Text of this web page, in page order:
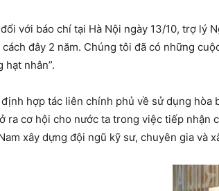
với báo chí tại Hà Nội ngày 13/10, trợ lý
cách đây 2 năm. Chúng tôi đã có những
hạt nhân”.
hợp tác liên chính phủ về sử dụng hòa
ra cơ hội cho nước ta trong việc tiếp nhận
xây dựng đội ngũ kỹ sư, chuyên gia và